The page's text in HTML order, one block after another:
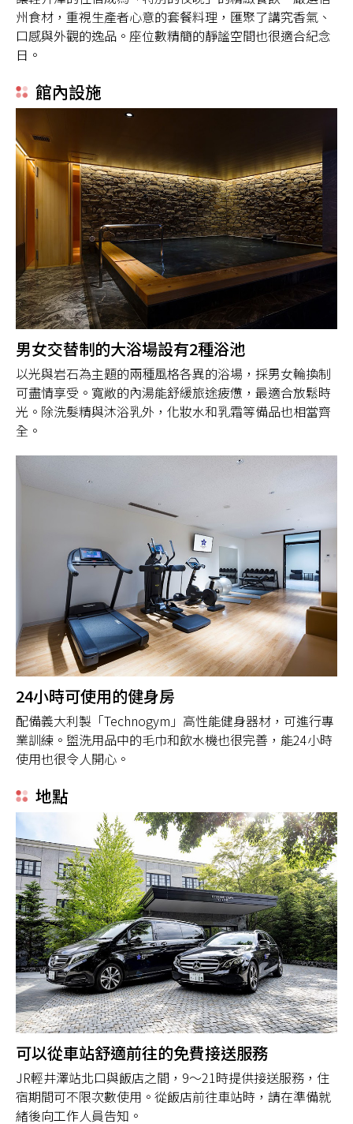
州食材，重視生產者心意的套餐料理，匯聚了講究香氣、
口感與外觀的逸品。座位數精簡的靜謐空間也很適合紀念
日。
館內設施
男女交替制的大浴場設有2種浴池
以光與岩石為主題的兩種風格各異的浴場，採男女輪換制
可盡情享受。寬敞的內湯能舒緩旅途疲憊，最適合放鬆時
光。除洗髮精與沐浴乳外，化妝水和乳霜等備品也相當齊
全。
24小時可使用的健身房
配備義大利製「Technogym」高性能健身器材，可進行專
業訓練。盥洗用品中的毛巾和飲水機也很完善，能24小時
使用也很令人開心。
地點
可以從車站舒適前往的免費接送服務
JR輕井澤站北口與飯店之間，9～21時提供接送服務，住
宿期間可不限次數使用。從飯店前往車站時，請在準備就
緒後向工作人員告知。